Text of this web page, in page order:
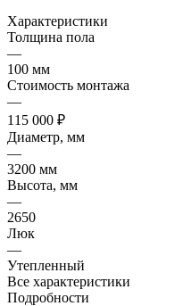
Характеристики
Толщина пола
—
100 мм
Стоимость монтажа
—
115 000 ₽
Диаметр, мм
—
3200 мм
Высота, мм
—
2650
Люк
—
Утепленный
Все характеристики
Подробности